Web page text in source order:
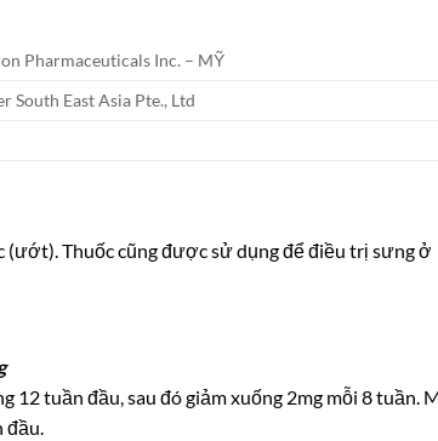
Pharmaceuticals Inc. – MỸ
South East Asia Pte., Ltd
Thuốc cũng được sử dụng để điều trị sưng ở
12 tuần đầu, sau đó giảm xuống 2mg mỗi 8 tuần.
đầu.